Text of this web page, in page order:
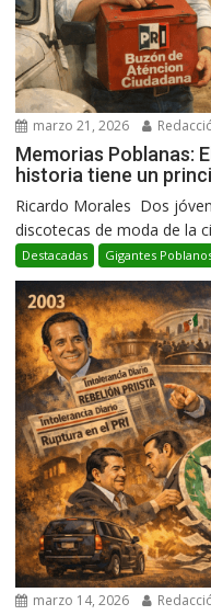
marzo 21, 2026
Memorias Poblanas:
historia tiene un
Ricardo Morales Dos
discotecas de moda de la
Destacadas Gigantes
marzo 14, 2026